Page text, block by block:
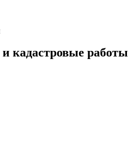
кадастровые работы